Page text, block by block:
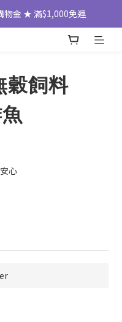
物金 ★ 滿$1,000免運
穀飼料
心